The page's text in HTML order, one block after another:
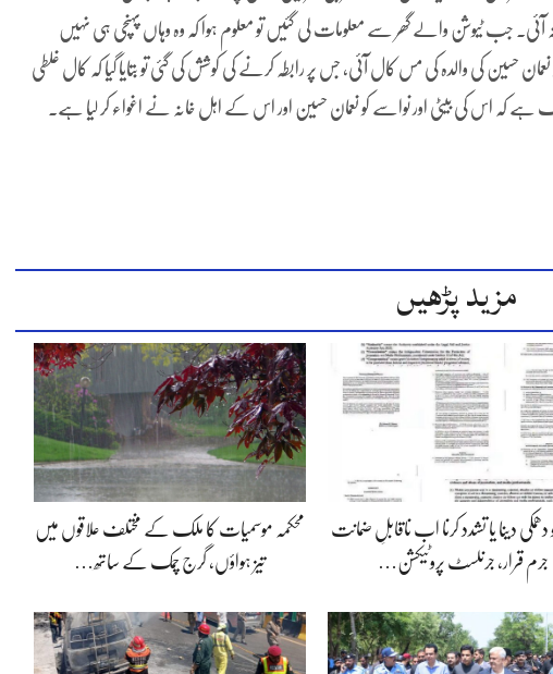
آئی۔ جب ٹیوشن والے گھر سے معلومات لی گئیں تو معلوم ہوا کہ وہ وہاں پہنچی ہی نہیں
حسین کی والدہ کی مس کال آئی، جس پر رابطہ کرنے کی کوشش کی گئی تو بتایا گیا کہ کال غلطی
ہے کہ اس کی بیٹی اور نواسے کو نعمان حسین اور اس کے اہل خانہ نے اغواء کر لیا ہے۔
مزید پڑھیں
دھمکی دینا یا تشدد کرنا اب ناقابلِ ضمانت
جرم قرار، جرنلسٹ پروٹیکشن…
محکمہ موسمیات کا ملک کے مختلف علاقوں میں
تیز ہواؤں، گرج چمک کے ساتھ…